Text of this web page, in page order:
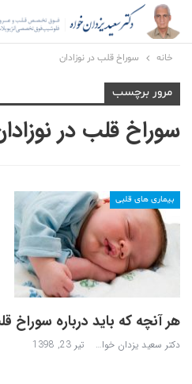
خانه سوراخ قلب در نوزادان
مرور برچسب
سوراخ قلب در
بیماری های قلبی
هر آنچه که باید درباره سوراخ
دکتر سعید یزدان خواه تیر 23, 1398